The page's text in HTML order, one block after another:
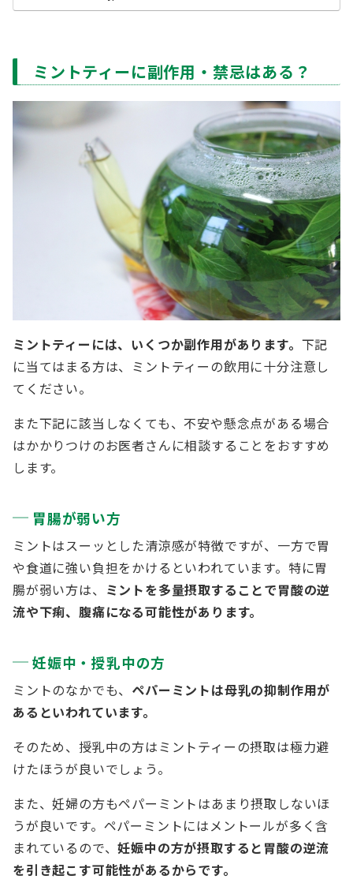
ミントティーに副作用・禁忌はある？
ミントティーには、いくつか副作用があります。 下記
に当てはまる方は、ミントティーの飲用に十分注意し
てください。
また下記に該当しなくても、不安や懸念点がある場合
はかかりつけのお医者さんに相談することをおすすめ
します。
胃腸が弱い方
ミントはスーッとした清涼感が特徴ですが、一方で胃
や食道に強い負担をかけるといわれています。特に胃
腸が弱い方は、 ミントを多量摂取することで胃酸の逆
流や下痢、腹痛になる可能性があります。
妊娠中・授乳中の方
ミントのなかでも、 ペパーミントは母乳の抑制作用が
あるといわれています。
そのため、授乳中の方はミントティーの摂取は極力避
けたほうが良いでしょう。
また、妊婦の方もペパーミントはあまり摂取しないほ
うが良いです。ペパーミントにはメントールが多く含
まれているので、妊娠中の方が摂取すると胃酸の逆流
を引き起こす可能性があるからです。